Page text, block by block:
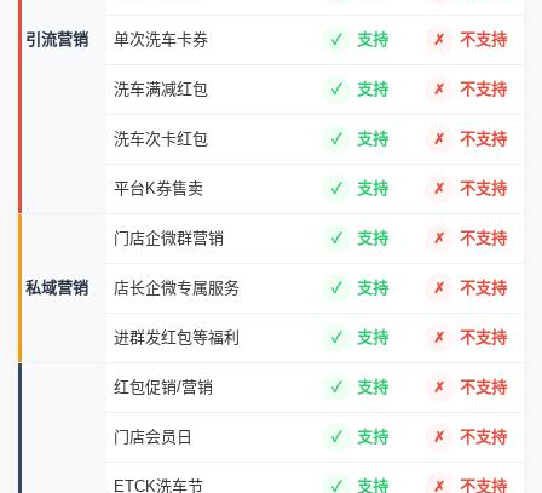
引流营销 单次洗车卡券 支持 不支持
洗车满减红包 支持 不支持
洗车次卡红包 支持 不支持
平台K券售卖 支持 不支持
私域营销
门店企微群营销 支持 不支持
店长企微专属服务 支持 不支持
进群发红包等福利 支持 不支持
红包促销/营销 支持 不支持
门店会员日 支持 不支持
ETCK洗车节 支持 不支持